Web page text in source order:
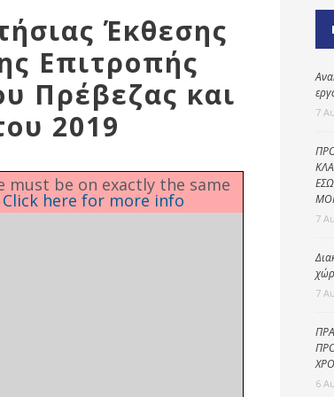
Δημοτική
αστυνομία
Γραφείο εσόδων
προστασία
Έκθεσης
Επιτροπής
Πρέβεζας και
2019
must be on exactly the same
Click here for more info
7
7
7
6